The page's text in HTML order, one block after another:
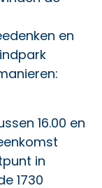
en
16.00 en
in
1730